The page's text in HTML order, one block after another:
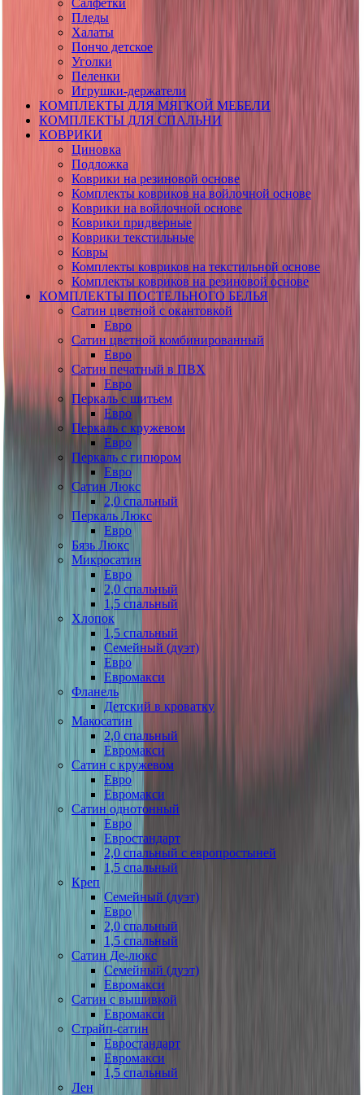
Пледы
Халаты
Пончо детское
Уголки
Пеленки
Игрушки-держатели
КОМПЛЕКТЫ ДЛЯ МЯГКОЙ МЕБЕЛИ
КОМПЛЕКТЫ ДЛЯ СПАЛЬНИ
КОВРИКИ
Циновка
Подложка
Коврики на резиновой основе
Комплекты ковриков на войлочной основе
Коврики на войлочной основе
Коврики придверные
Коврики текстильные
Ковры
Комплекты ковриков на текстильной основе
Комплекты ковриков на резиновой основе
КОМПЛЕКТЫ ПОСТЕЛЬНОГО БЕЛЬЯ
Сатин цветной с окантовкой
Евро
Сатин цветной комбинированный
Евро
Сатин печатный в ПВХ
Евро
Перкаль с шитьем
Евро
Перкаль с кружевом
Евро
Перкаль с гипюром
Евро
Сатин Люкс
2,0 спальный
Перкаль Люкс
Евро
Бязь Люкс
Микросатин
Евро
2,0 спальный
1,5 спальный
Хлопок
1,5 спальный
Семейный (дуэт)
Евро
Евромакси
Фланель
Детский в кроватку
Макосатин
2,0 спальный
Евромакси
Сатин с кружевом
Евро
Евромакси
Сатин однотонный
Евро
Евростандарт
2,0 спальный с европростыней
1,5 спальный
Креп
Семейный (дуэт)
Евро
2,0 спальный
1,5 спальный
Сатин Де-люкс
Семейный (дуэт)
Евромакси
Сатин с вышивкой
Евромакси
Страйп-сатин
Евростандарт
Евромакси
1,5 спальный
Лен